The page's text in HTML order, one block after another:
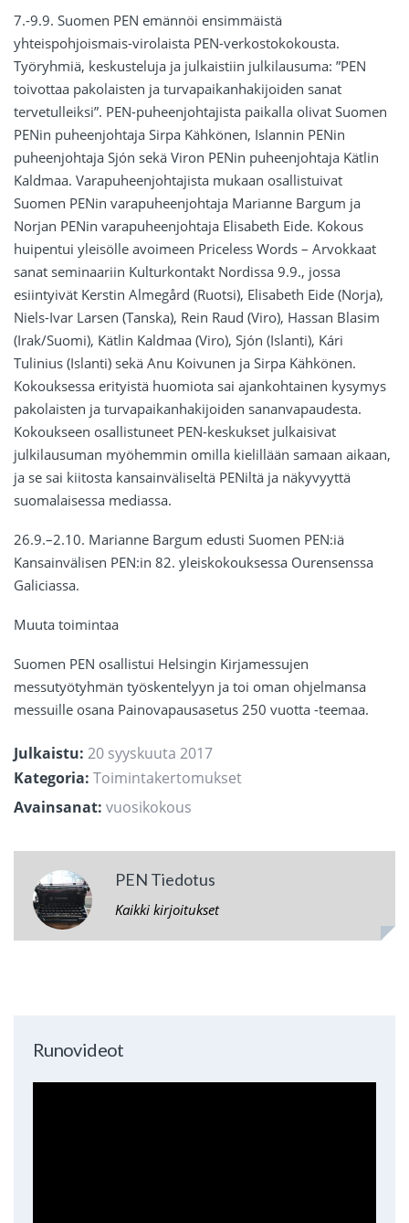
7.-9.9. Suomen PEN emännöi ensimmäistä
yhteispohjoismais-virolaista PEN-verkostokokousta.
Työryhmiä, keskusteluja ja julkaistiin julkilausuma: ”PEN
toivottaa pakolaisten ja turvapaikanhakijoiden sanat
tervetulleiksi”. PEN-puheenjohtajista paikalla olivat Suomen
PENin puheenjohtaja Sirpa Kähkönen, Islannin PENin
puheenjohtaja Sjón sekä Viron PENin puheenjohtaja Kätlin
Kaldmaa. Varapuheenjohtajista mukaan osallistuivat
Suomen PENin varapuheenjohtaja Marianne Bargum ja
Norjan PENin varapuheenjohtaja Elisabeth Eide. Kokous
huipentui yleisölle avoimeen Priceless Words – Arvokkaat
sanat seminaariin Kulturkontakt Nordissa 9.9., jossa
esiintyivät Kerstin Almegård (Ruotsi), Elisabeth Eide (Norja),
Niels-Ivar Larsen (Tanska), Rein Raud (Viro), Hassan Blasim
(Irak/Suomi), Kätlin Kaldmaa (Viro), Sjón (Islanti), Kári
Tulinius (Islanti) sekä Anu Koivunen ja Sirpa Kähkönen.
Kokouksessa erityistä huomiota sai ajankohtainen kysymys
pakolaisten ja turvapaikanhakijoiden sananvapaudesta.
Kokoukseen osallistuneet PEN-keskukset julkaisivat
julkilausuman myöhemmin omilla kielillään samaan aikaan,
ja se sai kiitosta kansainväliseltä PENiltä ja näkyvyyttä
suomalaisessa mediassa.
26.9.–2.10. Marianne Bargum edusti Suomen PEN:iä
Kansainvälisen PEN:in 82. yleiskokouksessa Ourensenssa
Galiciassa.
Muuta toimintaa
Suomen PEN osallistui Helsingin Kirjamessujen
messutyötyhmän työskentelyyn ja toi oman ohjelmansa
messuille osana Painovapausasetus 250 vuotta -teemaa.
Julkaistu: 20 syyskuuta 2017
Kategoria: Toimintakertomukset
Avainsanat: vuosikokous
PEN Tiedotus
Kaikki kirjoitukset
Runovideot